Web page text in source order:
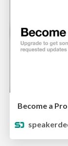
Become a Pro